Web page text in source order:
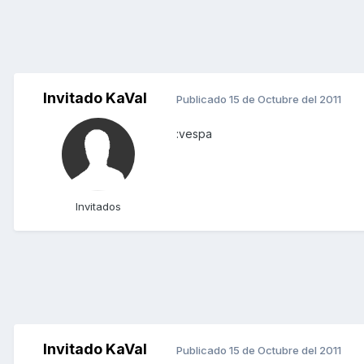
Invitado KaVal
Invitados
Publicado 15 de Octubre del 2011
:vespa
Invitado KaVal Publicado 15 de Octubre del 2011